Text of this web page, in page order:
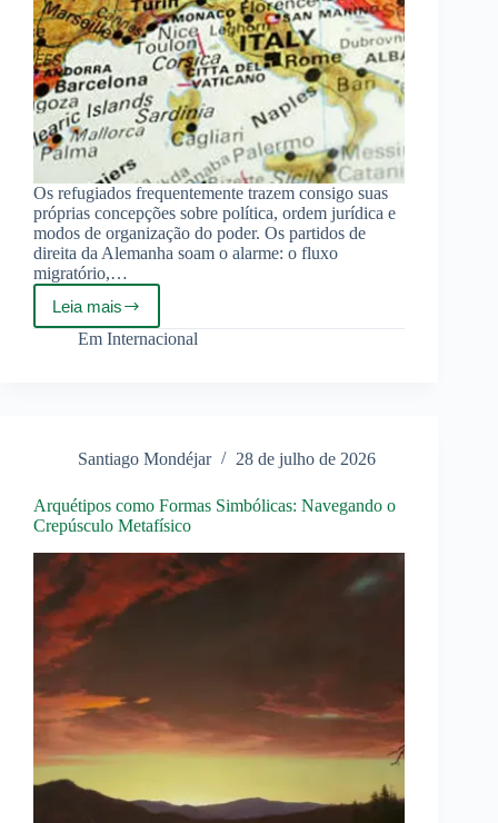
Os refugiados frequentemente trazem consigo suas
próprias concepções sobre política, ordem jurídica e
modos de organização do poder. Os partidos de
direita da Alemanha soam o alarme: o fluxo
migratório,…
Leia mais
A
migração
Em Internacional
Santiago Mondéjar 28 de julho de 2026
Arquétipos como Formas Simbólicas: Navegando o
Crepúsculo Metafísico